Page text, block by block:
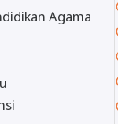
Agama